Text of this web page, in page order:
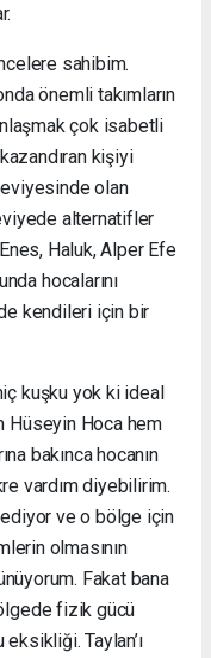
sahibim.
önemli takımların
çok isabetli
kişiyi
olan
alternatifler
Haluk, Alper Efe
hocalarını
kendileri için bir
kuşku yok ki ideal
Hüseyin Hoca hem
bakınca hocanın
vardım diyebilirim.
ve o bölge için
olmasının
Fakat bana
fizik gücü
Taylan’ı